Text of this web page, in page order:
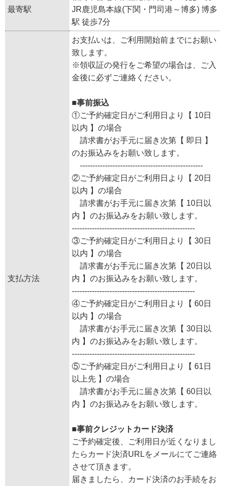
最寄駅
JR鹿児島本線(下関・門司港～博多) 博多
駅 徒歩7分
支払方法
お支払いは、ご利用開始前までにお願い
致します。
※領収証の発行をご希望の場合は、ご入
金後に必ずご連絡ください。
■事前振込
①ご予約確定日がご利用日より【 10日
以内 】の場合
請求書がお手元に届き次第【 即日 】
のお振込みをお願い致します。
-------------------------------------------------
②ご予約確定日がご利用日より【 20日
以内 】の場合
請求書がお手元に届き次第【 10日以
内 】のお振込みをお願い致します。
-------------------------------------------------
③ご予約確定日がご利用日より【 30日
以内 】の場合
請求書がお手元に届き次第【 20日以
内 】のお振込みをお願い致します。
-------------------------------------------------
④ご予約確定日がご利用日より【 60日
以内 】の場合
請求書がお手元に届き次第【 30日以
内 】のお振込みをお願い致します。
-------------------------------------------------
⑤ご予約確定日がご利用日より【 61日
以上先 】の場合
請求書がお手元に届き次第【 60日以
内 】のお振込みをお願い致します。
■事前クレジットカード決済
ご予約確定後、ご利用日が近くなりまし
たらカード決済URLをメールにてご連絡
させて頂きます。
届きましたら、カード決済のお手続をお